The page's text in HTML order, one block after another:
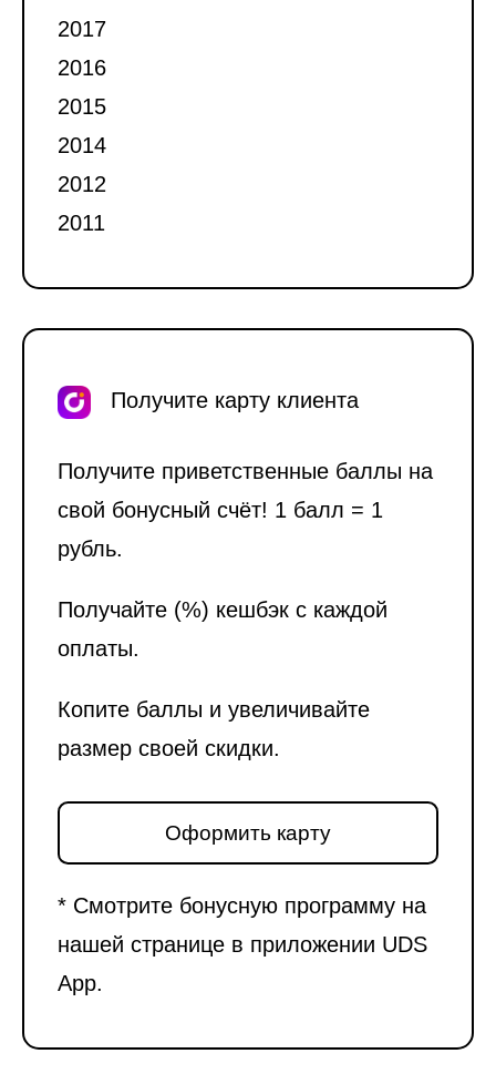
2017
2016
2015
2014
2012
2011
Получите карту клиента
Получите приветственные баллы на
свой бонусный счёт! 1 балл = 1
рубль.
Получайте (%) кешбэк с каждой
оплаты.
Копите баллы и увеличивайте
размер своей скидки.
Оформить карту
* Смотрите бонусную программу на
нашей странице в приложении UDS
App.